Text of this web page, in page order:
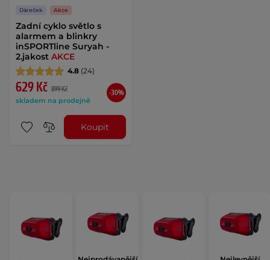
Dáreček Akce
Zadní cyklo světlo s
alarmem a blinkry
inSPORTline Suryah -
2.jakost AKCE
4.8 (24)
629 Kč 899 Kč
skladem na prodejně
-30%
Koupit